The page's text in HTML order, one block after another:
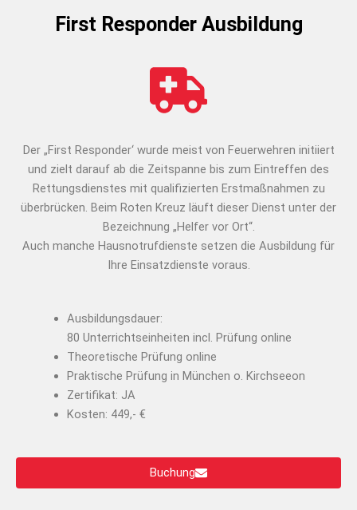
First Responder Ausbildung
Der „First Responder‘ wurde meist von Feuerwehren initiiert
und zielt darauf ab die Zeitspanne bis zum Eintreffen des
Rettungsdienstes mit qualifizierten Erstmaßnahmen zu
überbrücken. Beim Roten Kreuz läuft dieser Dienst unter der
Bezeichnung „Helfer vor Ort“.
Auch manche Hausnotrufdienste setzen die Ausbildung für
Ihre Einsatzdienste voraus.
Ausbildungsdauer:
80 Unterrichtseinheiten incl. Prüfung online
Theoretische Prüfung online
Praktische Prüfung in München o. Kirchseeon
Zertifikat: JA
Kosten: 449,- €
Buchung